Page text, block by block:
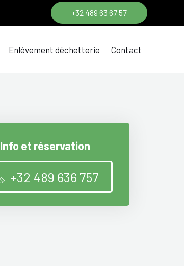
+32 489 63 67 57
Enlèvement déchetterie Contact
Info et réservation
+32 489 636 757